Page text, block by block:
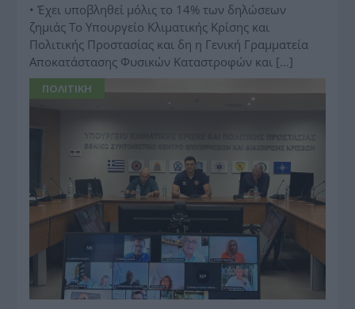
• Έχει υποβληθεί μόλις το 14% των δηλώσεων
ζημιάς Το Υπουργείο Κλιματικής Κρίσης και
Πολιτικής Προστασίας και δη η Γενική Γραμματεία
Αποκατάστασης Φυσικών Καταστροφών και […]
ΠΟΛΙΤΙΚΗ